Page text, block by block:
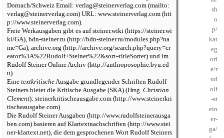
Dornach/Schweiz Email: verlag@steinerverlag.com
URL: www.steinerverlag.com
.
Freie Werkausgaben gibt es aufsteiner.wiki
, bdn-steiner.ru
, archive.org
und im
Rudolf Steiner Online Archiv
.
Eine textkritischeAusgabe grundlegender Schriften Rudolf
Steiners bietet die Kritische Ausgabe (SKA) (Hrsg. Christian
Clement): steinerkritischeausgabe.com
Die Rudolf Steiner Ausgaben
basieren aufKlartextnachschriften
, die dem gesprochenen Wort Rudolf Steiners